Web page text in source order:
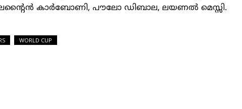
കാർബോണി, പൗലോ ഡിബാല, ലയണൽ മെസ്സി.
WORLD CUP